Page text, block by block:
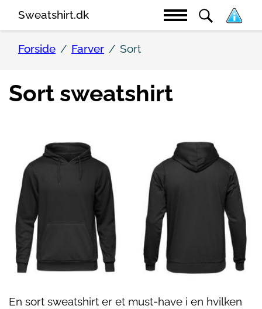
Sweatshirt.dk
Forside Farver Sort
Sort sweatshirt
En sort sweatshirt er et must-have i en hvilken